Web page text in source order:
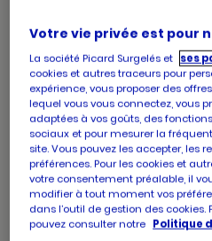
Les horaires de votre magasin
PRES D ARENES
Horaires
d'ouverture
d'aujourd'hui
Lundi
Horaires
d'ouverture
d'aujourd'hui
Mardi
Horaires
d'ouverture
d'aujourd'hui
Mercredi
Horaires
d'ouverture
d'aujourd'hui
Jeudi
Horaires
d'ouverture
d'aujourd'hui
Vendredi
Horaires
d'ouverture
Samedi
Horaires
Dimanche
Votre vie privée est pour
La société Picard Surgelés et ses
cookies et autres traceurs pour
expérience, vous proposer des
lequel vous vous connectez, vous
adaptées à vos goûts, des
sociaux et pour mesurer la
site. Vous pouvez les accepter, les
préférences. Pour les cookies et
votre consentement préalable, il
modifier à tout moment vos
dans l’outil de gestion des cookies.
pouvez consulter notre Politique